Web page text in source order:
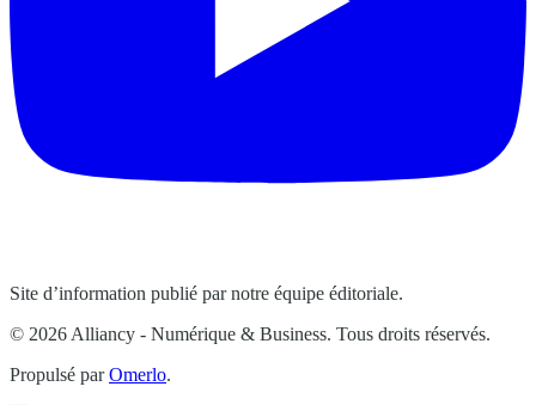
Site d’information publié par notre équipe éditoriale.
© 2026 Alliancy - Numérique & Business. Tous droits réservés.
Propulsé parOmerlo.